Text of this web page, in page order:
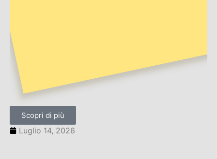
Scopri di più
Luglio 14, 2026